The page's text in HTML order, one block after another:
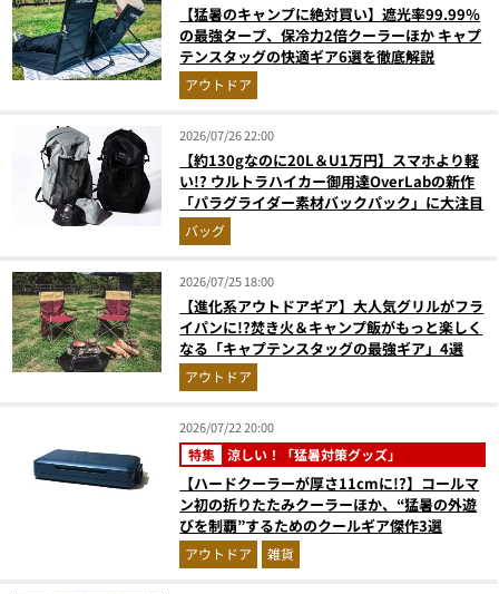
【猛暑のキャンプに絶対買い】遮光率99.99％
の最強タープ、保冷力2倍クーラーほか キャプ
テンスタッグの快適ギア6選を徹底解説
アウトドア
2026/07/26 22:00
【約130gなのに20L＆U1万円】スマホより軽
い!? ウルトラハイカー御用達OverLabの新作
「パラグライダー素材バックパック」に大注目
バッグ
2026/07/25 18:00
【進化系アウトドアギア】大人気グリルがフラ
イパンに!?焚き火＆キャンプ飯がもっと楽しく
なる「キャプテンスタッグの最強ギア」4選
アウトドア
2026/07/22 20:00
特集 涼しい！「猛暑対策グッズ」
【ハードクーラーが厚さ11cmに!?】コールマ
ン初の折りたたみクーラーほか、“猛暑の外遊
びを制覇”するためのクールギア傑作3選
アウトドア 雑貨